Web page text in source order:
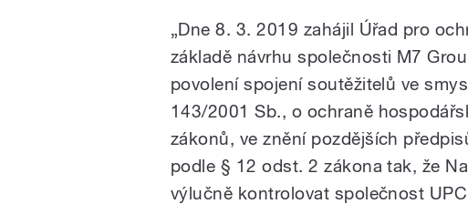
„Dne 8. 3. 2019 zahájil Úřad pro
základě návrhu společnosti M7
povolení spojení soutěžitelů ve
143/2001 Sb., o ochraně
zákonů, ve znění pozdějších
podle § 12 odst. 2 zákona tak, že
výlučně kontrolovat společnost